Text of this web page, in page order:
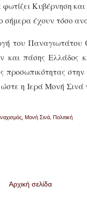
Κυβέρνηση
έχουν τόσο
του Παναγιωτάτου
πάσης Ελλάδος
προσωπικότητας
η Ιερά Μονή Σινά
,Μονή Σινά ,Πολιτική
Αρχική σελίδα